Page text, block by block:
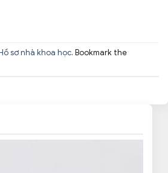
sơ nhà khoa học. Bookmark the